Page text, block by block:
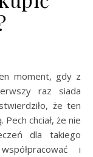
raz siada
że ten
chciał, że nie
dla takiego
i